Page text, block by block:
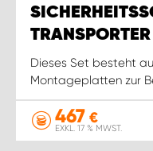
TRANSPORTER
Dieses Set besteht
Montageplatten zur
467 €
EXKL. 17 % MWST.